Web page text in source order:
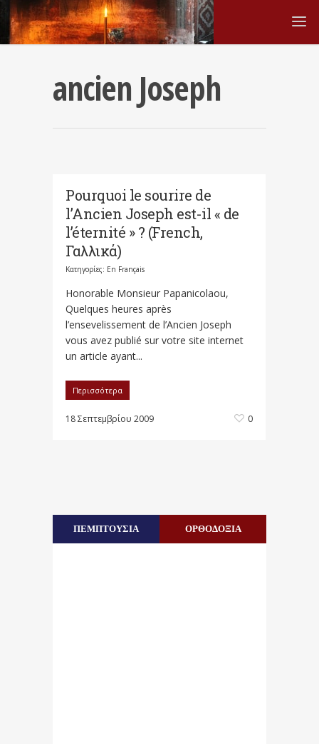
ancien Joseph
Pourquoi le sourire de
l’Ancien Joseph est-il « de
l’éternité » ? (French,
Γαλλικά)
Κατηγορίες: En Français
Honorable Monsieur Papanicolaou,
Quelques heures après
l’ensevelissement de l’Ancien Joseph
vous avez publié sur votre site internet
un article ayant...
Περισσότερα
18 Σεπτεμβρίου 2009 0
ΠΕΜΠΤΟΥΣΙΑ ΟΡΘΟΔΟΞΙΑ